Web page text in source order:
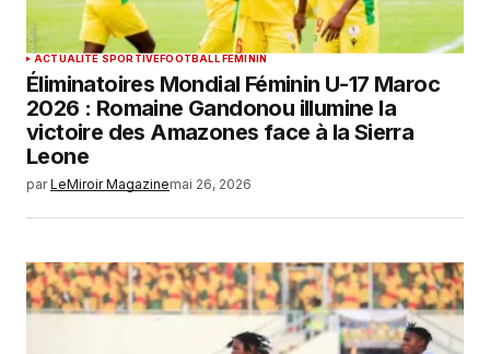
ACTUALITÉ SPORTIVEFOOTBALL FEMININ
Éliminatoires Mondial Féminin U-17 Maroc
2026 : Romaine Gandonou illumine la
victoire des Amazones face à la Sierra
Leone
par LeMiroir Magazinemai 26, 2026